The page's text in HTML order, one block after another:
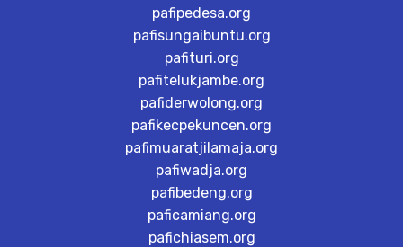
pafipedesa.org
pafisungaibuntu.org
pafituri.org
pafitelukjambe.org
pafiderwolong.org
pafikecpekuncen.org
pafimuaratjilamaja.org
pafiwadja.org
pafibedeng.org
paficamiang.org
pafichiasem.org